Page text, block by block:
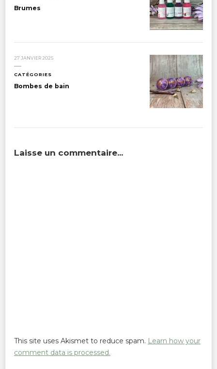
Brumes
27 JANVIER 2025
CATÉGORIES
Bombes de bain
Laisse un commentaire...
This site uses Akismet to reduce spam. Learn how your
comment data is processed.